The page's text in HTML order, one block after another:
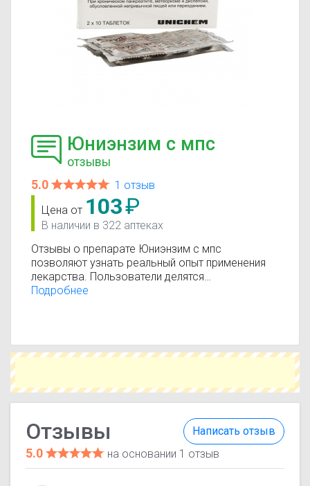
Юниэнзим с мпс
отзывы
5.0
1 отзыв
Цена от 103₽
В наличии в 322 аптеках
Отзывы о препарате Юниэнзим с мпс
позволяют узнать реальный опыт применения
лекарства. Пользователи делятся
впечатлениями об эффективности,
Подробнее
Написать отзыв
Отзывы
5.0 на основании 1 отзыв